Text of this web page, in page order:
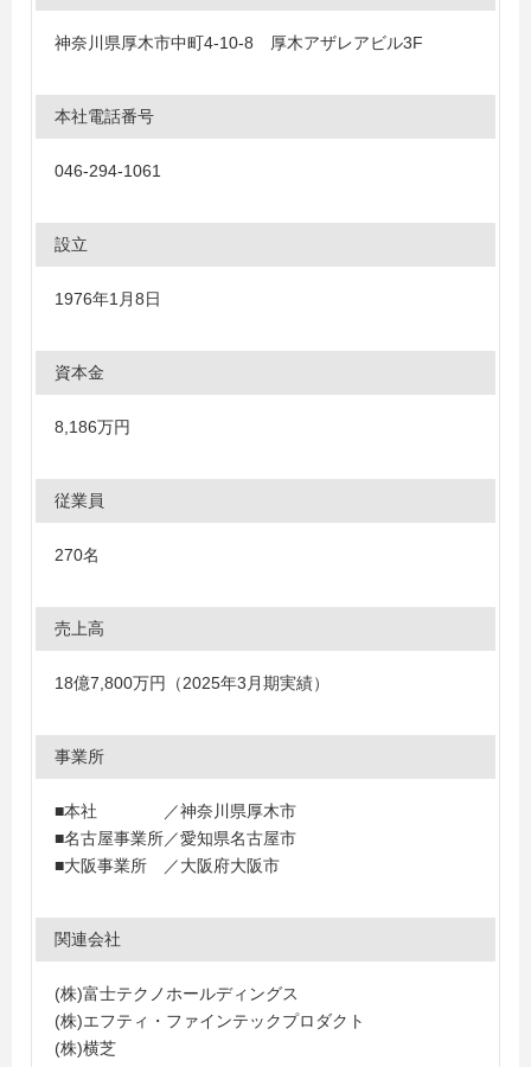
神奈川県厚木市中町4-10-8 厚木アザレアビル3F
本社電話番号
046-294-1061
設立
1976年1月8日
資本金
8,186万円
従業員
270名
売上高
18億7,800万円（2025年3月期実績）
事業所
■本社 ／神奈川県厚木市
■名古屋事業所／愛知県名古屋市
■大阪事業所 ／大阪府大阪市
関連会社
(株)富士テクノホールディングス
(株)エフティ・ファインテックプロダクト
(株)横芝